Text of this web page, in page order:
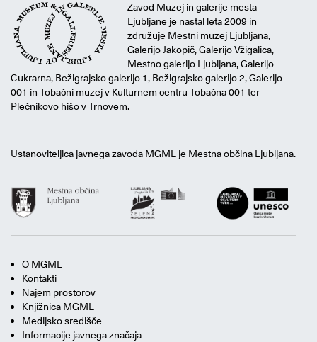
Zavod Muzej in galerije mesta
Ljubljane je nastal leta 2009 in
združuje Mestni muzej Ljubljana,
Galerijo Jakopič, Galerijo Vžigalica,
Mestno galerijo Ljubljana, Galerijo
Cukrarna, Bežigrajsko galerijo 1, Bežigrajsko galerijo 2, Galerijo
001 in Tobačni muzej v Kulturnem centru Tobačna 001 ter
Plečnikovo hišo v Trnovem.
Ustanoviteljica javnega zavoda MGML je Mestna občina Ljubljana.
O MGML
Kontakti
Najem prostorov
Knjižnica MGML
Medijsko središče
Informacije javnega značaja